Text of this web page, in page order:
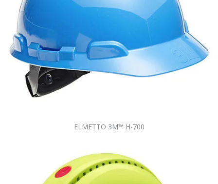
ELMETTO 3M™ H-700